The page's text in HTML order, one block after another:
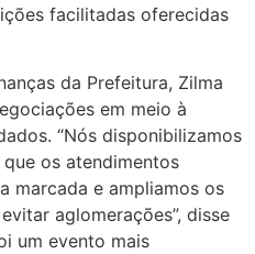
facilitadas oferecidas
da Prefeitura, Zilma
em meio à
“Nós disponibilizamos
os atendimentos
marcada e ampliamos os
aglomerações”, disse
um evento mais